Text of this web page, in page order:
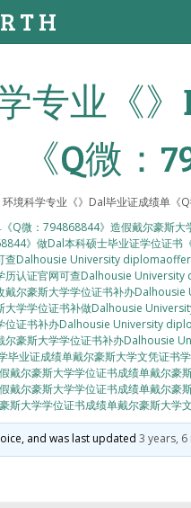
专业《
《Q微：
环境科学专业《》Dal毕业证成绩单《
《Q微：794868844》造假戴尔豪斯
》做Dal本科硕士毕业证学位证
查Dalhousie University diplomaoffer
历认证官网可查Dalhousie
戴尔豪斯大学学位证书补办
大学学位证书补做Dalhousie
位证书补办Dalhousie University
尔豪斯大学学位证书补办Dalhousie
毕业证成绩单戴尔豪斯大学文凭证
戴尔豪斯大学学位证书成绩单戴尔
戴尔豪斯大学学位证书成绩单戴尔
斯大学学位证书成绩单戴尔豪斯大
and was last updated3 years,